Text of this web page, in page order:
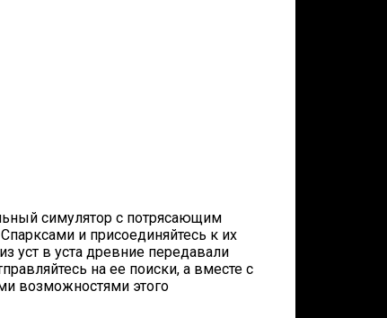
симулятор с потрясающим
и присоединяйтесь к их
уст в уста древние передавали
на ее поиски, а вместе с
возможностями этого